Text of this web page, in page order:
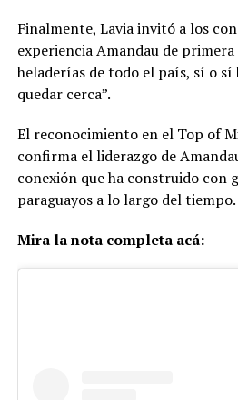
Finalmente, Lavia invitó a los
experiencia Amandau de
heladerías de todo el país, sí o sí
quedar cerca”.
El reconocimiento en el Top of
confirma el liderazgo de
conexión que ha construido con
paraguayos a lo largo del tiempo.
Mira la nota completa acá: